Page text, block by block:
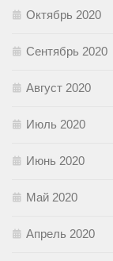
Октябрь 2020
Сентябрь 2020
Август 2020
Июль 2020
Июнь 2020
Май 2020
Апрель 2020